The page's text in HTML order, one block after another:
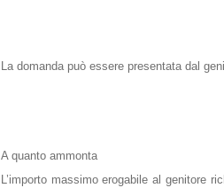
La domanda può essere presentata dal
A quanto ammonta
L’importo massimo erogabile al genitore